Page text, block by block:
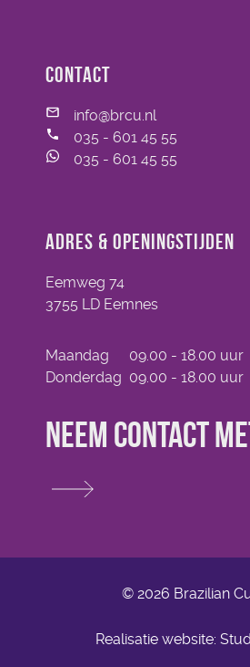
Contact
info@brcu.nl
035 - 601 45 55
035 - 601 45 55
Adres & openingstijden
Eemweg 74
3755 LD Eemnes
Maandag
09.00 - 18.00 uur
Donderdag 09.00 - 18.00 uur
Neem contact
© 2026 Brazilian
Realisatie website: